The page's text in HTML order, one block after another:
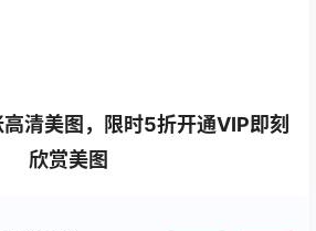
清美图，限时5折开通VIP即刻
欣赏美图